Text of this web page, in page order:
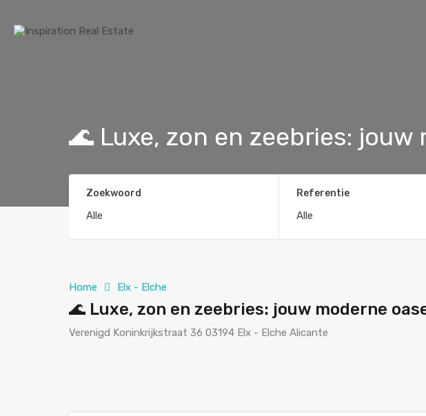
🌊 Luxe, zon en zeebries:
Zoekwoord Referentie
Home Elx - Elche
🌊 Luxe, zon en zeebries: jouw moderne
Verenigd Koninkrijkstraat 36 03194 Elx - Elche Alicante